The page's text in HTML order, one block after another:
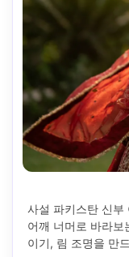
사설 파키스탄 신부
어깨 너머로 바라보
이기, 림 조명을 만